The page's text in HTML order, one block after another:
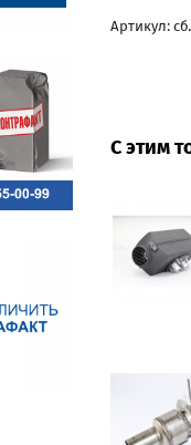
Артикул:
С этим